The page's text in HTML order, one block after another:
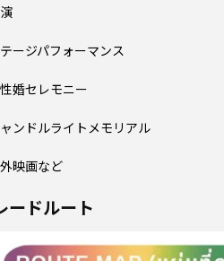
テージパフォーマンス
性婚セレモニー
ャンドルライトメモリアル
映画など
ードルート